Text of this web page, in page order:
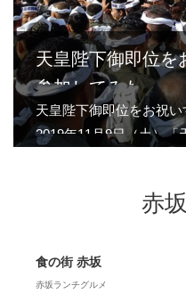
天皇陛下御即位を
参加してみた
天皇陛下御即位をお祝
2019年11月9日（土）「
赤
食の街 赤坂
赤坂ランチグルメ